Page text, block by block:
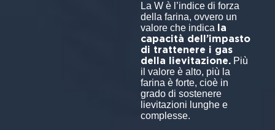
La W è l’indice di forza
della farina, ovvero un
valore che indica
la
capacità dell’impasto
di trattenere i gas
della lievitazione.Più
il valore è alto, più la
farina è forte, cioè in
grado di sostenere
lievitazioni lunghe e
complesse.